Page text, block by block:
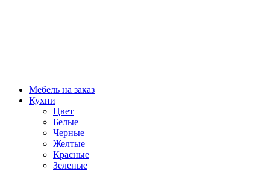
Мебель на заказ
Кухни
Цвет
Белые
Черные
Желтые
Красные
Зеленые